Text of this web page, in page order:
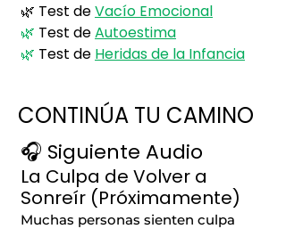
🌿 Test deVacío Emocional
🌿 Test deAutoestima
🌿 Test de Heridas de la Infancia
CONTINÚA TU CAMINO
🎧 Siguiente Audio
La Culpa de Volver a
Sonreír (Próximamente)
Muchas personas sienten culpa